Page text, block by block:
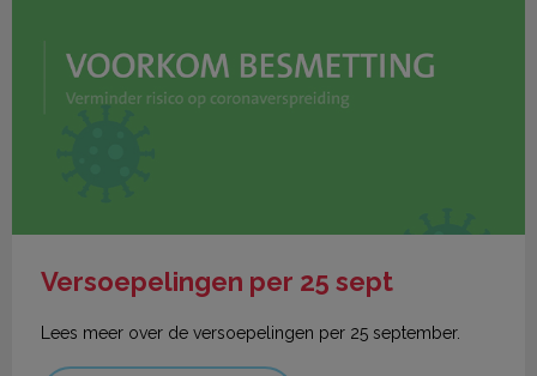
Versoepelingen per 25 sept
Lees meer over de versoepelingen per 25 september.